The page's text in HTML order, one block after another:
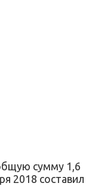
сумму 1,6
2018 составил